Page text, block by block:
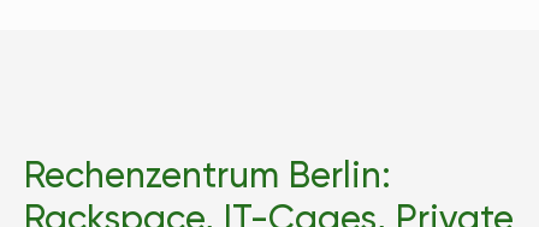
Rechenzentrum Berlin: